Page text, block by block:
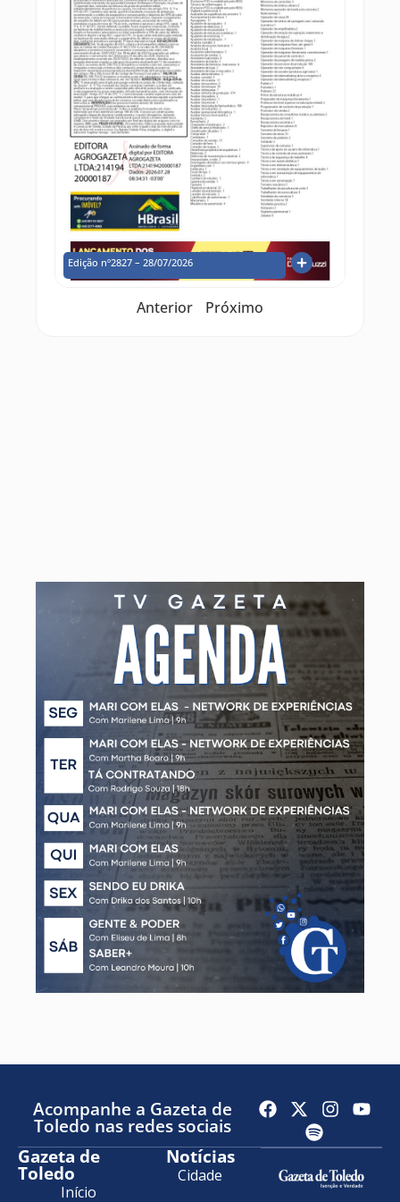
Edição nº2827 – 28/07/2026
Anterior Próximo
Acompanhe a Gazeta de
Toledo nas redes sociais
Gazeta de
Toledo
Início
Notícias
Cidade